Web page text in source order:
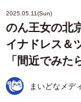
2025.05.11(Sun)
のん王女の北
イナドレス＆
「間近でみた
まいどなメデ